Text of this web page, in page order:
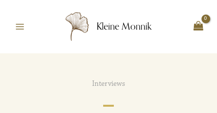
Kleine Monnik
Interviews